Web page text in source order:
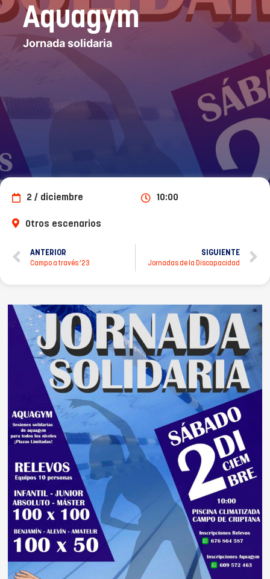
Aquagym
Jornada solidaria
2 / diciembre 10:00
Otros escenarios
ANTERIOR
Campo a través ’23
SIGUIENTE
Jornadas de la Discapacidad